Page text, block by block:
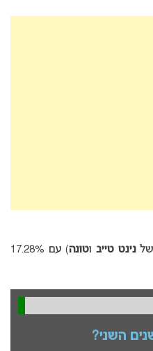
שלנינט טייב וטונה
) עם 17.28%
השני?